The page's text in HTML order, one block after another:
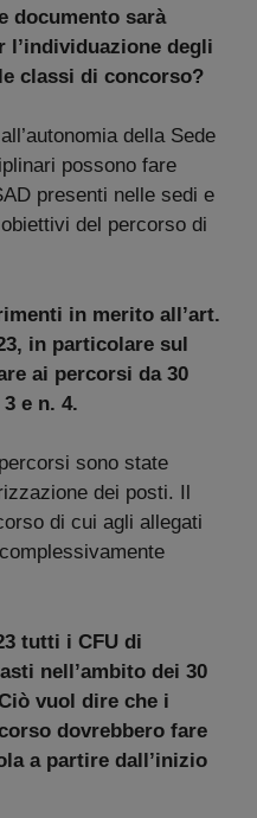
documento sarà
l’individuazione degli
classi di concorso?
della Sede
possono fare
presenti nelle sedi e
del percorso di
in merito all’art.
in particolare sul
ai percorsi da 30
e n. 4.
sono state
dei posti. Il
di cui agli allegati
tutti i CFU di
nell’ambito dei 30
vuol dire che i
dovrebbero fare
a partire dall’inizio